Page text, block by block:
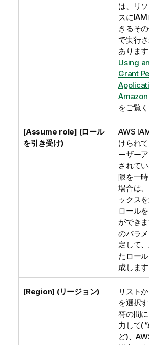
は、リ
スに
きるそ
で実行
あります
Using
Grant
をご覧く
[Assume role] (ロール
を引き受け)
AWS
けられ
ーザー
されて
限を一
場合は
ックス
ロール
ができ
のパラ
定して
たロー
成します
[Region] (リージョン)
リスト
を選択
符の間
力して(
ど)、